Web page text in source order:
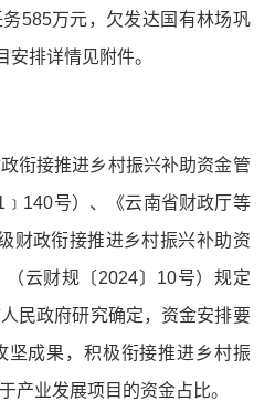
585万元，欠发达国有林场巩
安排详情见附件。
衔接推进乡村振兴补助资金管
号）、《云南省财政厅等
财政衔接推进乡村振兴补助资
云财规〔2024〕10号）规定
民政府研究确定，资金安排要
坚成果，积极衔接推进乡村振
产业发展项目的资金占比。